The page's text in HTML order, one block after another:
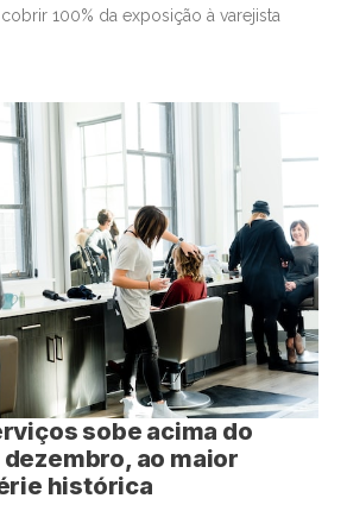
100% da exposição à varejista
sobe acima do
ao maior
histórica